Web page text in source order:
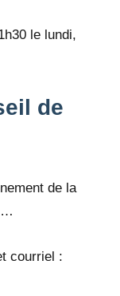
le lundi,
de
de la
courriel :